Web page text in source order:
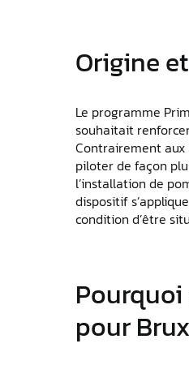
Origine
Le programme
souhaitait
Contrairement aux
piloter de façon
l’installation de
dispositif
condition d’être
pour